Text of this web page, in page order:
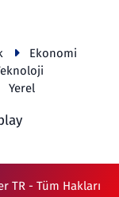
Ekonomi
Yerel
TR - Tüm Hakları